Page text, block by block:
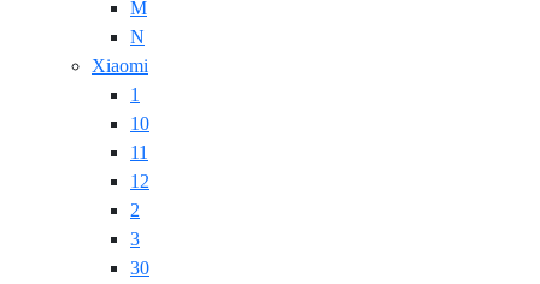
M
N
Xiaomi
1
10
11
12
2
3
30